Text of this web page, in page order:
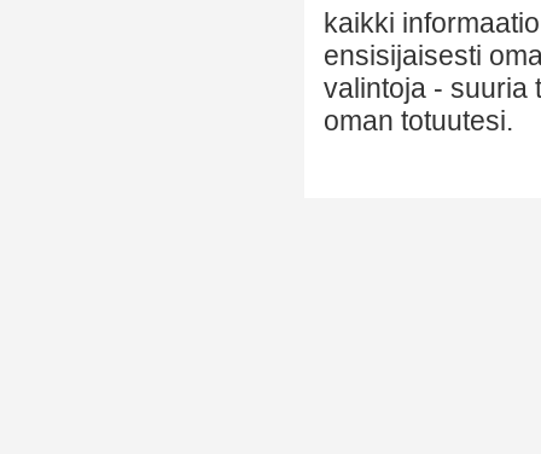
kaikki
ensisijaisesti
valintoja - suuria
oman totuutesi.